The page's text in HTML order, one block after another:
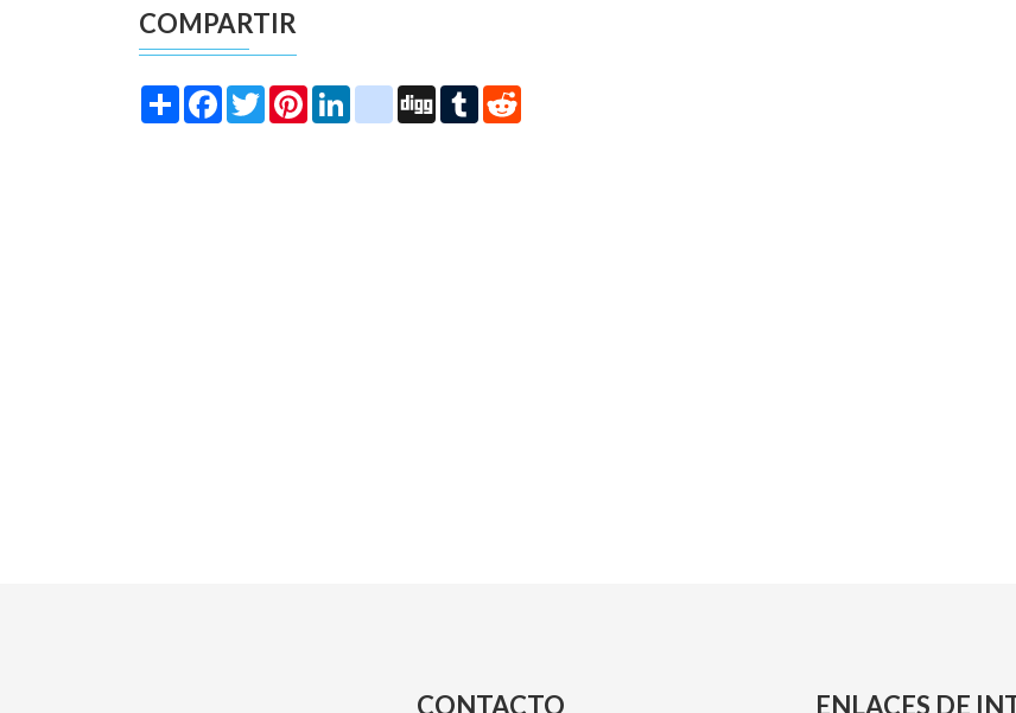
COMPARTIR
Share Facebook
TwitterPinterestLinkedIninstagram
Digg Tumblr
CONTACTO ENLACES DE